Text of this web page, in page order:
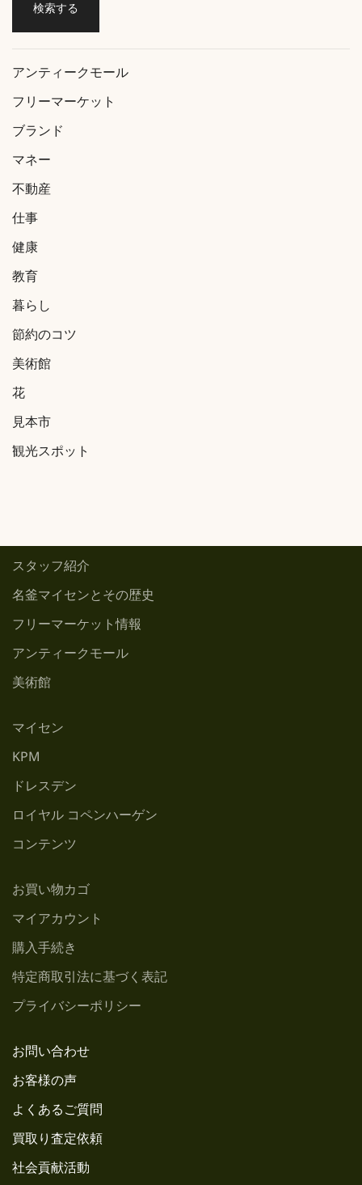
アンティークモール
フリーマーケット
ブランド
マネー
不動産
仕事
健康
教育
暮らし
節約のコツ
美術館
花
見本市
観光スポット
スタッフ紹介
名釜マイセンとその歴史
フリーマーケット情報
アンティークモール
美術館
マイセン
KPM
ドレスデン
ロイヤル コペンハーゲン
コンテンツ
お買い物カゴ
マイアカウント
購入手続き
特定商取引法に基づく表記
プライバシーポリシー
お問い合わせ
お客様の声
よくあるご質問
買取り査定依頼
社会貢献活動